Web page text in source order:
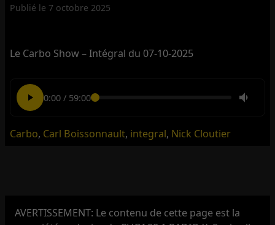
Publié le 7 octobre 2025
Le Carbo Show – Intégral du 07-10-2025
0:00/ 59:00
Carbo, Carl Boissonnault, integral, Nick Cloutier
AVERTISSEMENT: Le contenu de cette page est la